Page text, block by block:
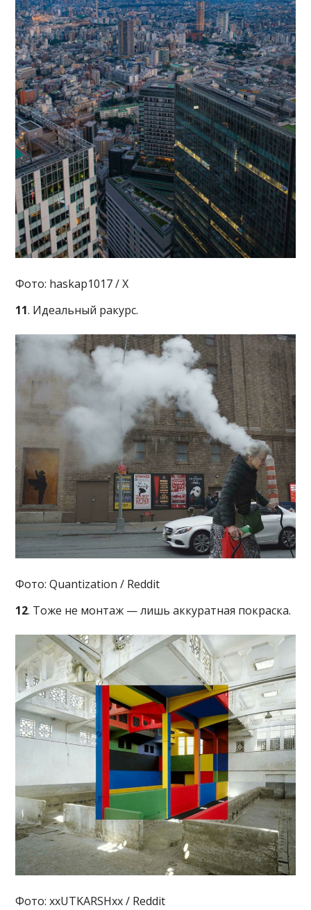
Фото: haskap1017 / X
11. Идеальный ракурс.
Фото: Quantization / Reddit
12. Тоже не монтаж — лишь аккуратная покраска.
Фото: xxUTKARSHxx / Reddit